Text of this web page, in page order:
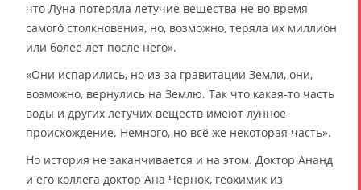
что Луна потеряла летучие вещества не во время
самого́ столкновения, но, возможно, теряла их миллион
или более лет после него».
«Они испарились, но из-за гравитации Земли, они,
возможно, вернулись на Землю. Так что какая-то часть
воды и других летучих веществ имеют лунное
происхождение. Немного, но всё же некоторая часть».
Но история не заканчивается и на этом. Доктор Ананд
и его коллега доктор Ана Чернок, геохимик из